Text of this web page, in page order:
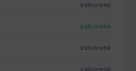
zatvorené
zatvorené
zatvorené
zatvorené